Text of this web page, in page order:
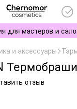
для мастеров и
и аксессуары
отзыв